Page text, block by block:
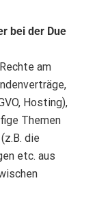
bei der Due
am
Hosting),
Themen
die
etc. aus